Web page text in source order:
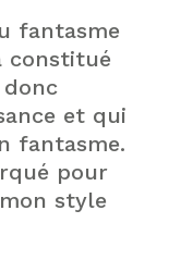
fantasme
constitué
et qui
fantasme.
pour
style